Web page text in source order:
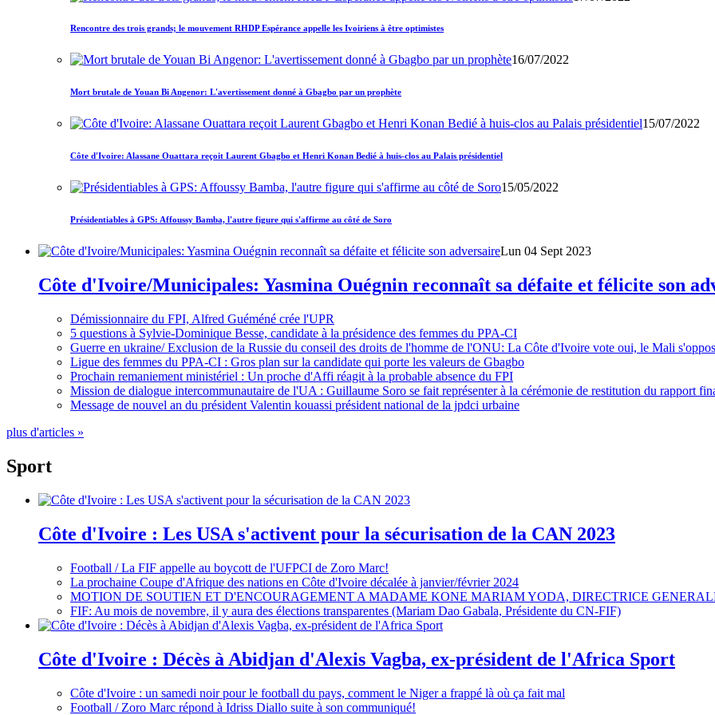
Rencontre des trois grands; le mouvement RHDP Espérance appelle les Ivoiriens à être optimistes
16/07/2022
Mort brutale de Youan Bi Angenor: L'avertissement donné à Gbagbo par un prophète
15/07/2022
Côte d'Ivoire: Alassane Ouattara reçoit Laurent Gbagbo et Henri Konan Bedié à huis-clos au Palais présidentiel
15/05/2022
Présidentiables à GPS: Affoussy Bamba, l'autre figure qui s'affirme au côté de Soro
Lun 04 Sept 2023
Côte d'Ivoire/Municipales: Yasmina Ouégnin reconnaît sa défaite et félicite son
Démissionnaire du FPI, Alfred Guéméné crée l'UPR
5 questions à Sylvie-Dominique Besse, candidate à la présidence des femmes du PPA-CI
Guerre en ukraine/ Exclusion de la Russie du conseil des droits de l'homme de l'ONU: La Côte d'Ivoire vote oui, le Mali
Ligue des femmes du PPA-CI : Gros plan sur la candidate qui porte les valeurs de Gbagbo
Prochain remaniement ministériel : Un proche d'Affi réagit à la probable absence du FPI
Mission de dialogue intercommunautaire de l'UA : Guillaume Soro se fait représenter à la cérémonie de restitution du rapport
Message de nouvel an du président Valentin kouassi président national de la jpdci urbaine
plus d'articles »
Sport
Côte d'Ivoire : Les USA s'activent pour la sécurisation de la CAN 2023
Football / La FIF appelle au boycott de l'UFPCI de Zoro Marc!
La prochaine Coupe d'Afrique des nations en Côte d'Ivoire décalée à janvier/février 2024
MOTION DE SOUTIEN ET D'ENCOURAGEMENT A MADAME KONE MARIAM YODA, DIRECTRICE
FIF: Au mois de novembre, il y aura des élections transparentes (Mariam Dao Gabala, Présidente du CN-FIF)
Côte d'Ivoire : Décès à Abidjan d'Alexis Vagba, ex-président de l'Africa Sport
Côte d'Ivoire : un samedi noir pour le football du pays, comment le Niger a frappé là où ça fait mal
Football / Zoro Marc répond à Idriss Diallo suite à son communiqué!